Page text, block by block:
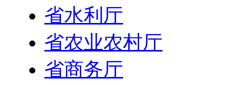
省水利厅
省农业农村厅
省商务厅